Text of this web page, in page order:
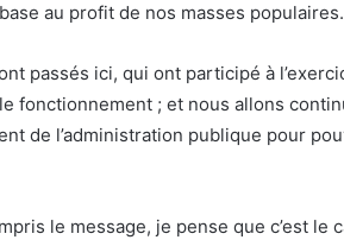
au profit de nos masses populaires.
passés ici, qui ont participé à
fonctionnement ; et nous allons
de l’administration publique pour
le message, je pense que c’est